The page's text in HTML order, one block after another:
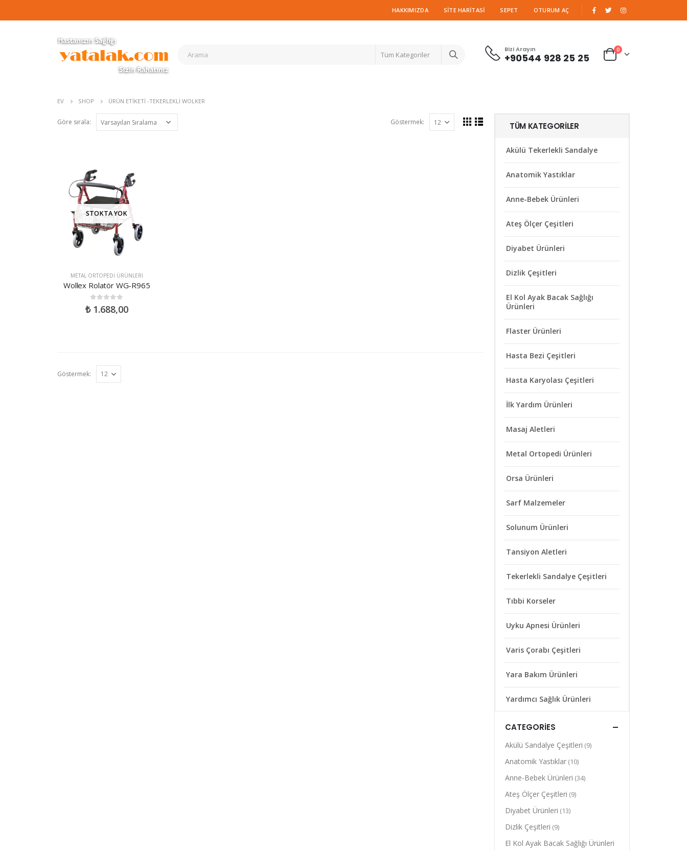
HAKKIMIZDA SITE HARITASI SEPET OTURUM AÇ
Tüm Kategoriler
Bizi Arayın
+90544 928 25 25
0
EV SHOP ÜRÜN ETIKETI -TEKERLEKLI WOLKER
Göre sırala: Göstermek:
STOKTA YOK
METAL ORTOPEDI ÜRÜNLERI
Wollex Rolatör WG-R965
out of 5
₺1.688,00
Göstermek:
TÜM KATEGORILER
Akülü Tekerlekli Sandalye
Anatomik Yastıklar
Anne-Bebek Ürünleri
Ateş Ölçer Çeşitleri
Diyabet Ürünleri
Dizlik Çeşitleri
El Kol Ayak Bacak Sağlığı
Ürünleri
Flaster Ürünleri
Hasta Bezi Çeşitleri
Hasta Karyolası Çeşitleri
İlk Yardım Ürünleri
Masaj Aletleri
Metal Ortopedi Ürünleri
Orsa Ürünleri
Sarf Malzemeler
Solunum Ürünleri
Tansiyon Aletleri
Tekerlekli Sandalye Çeşitleri
Tıbbi Korseler
Uyku Apnesi Ürünleri
Varis Çorabı Çeşitleri
Yara Bakım Ürünleri
Yardımcı Sağlık Ürünleri
CATEGORIES
Akülü Sandalye Çeşitleri (9)
Anatomik Yastıklar (10)
Anne-Bebek Ürünleri (34)
Ateş Ölçer Çeşitleri (9)
Diyabet Ürünleri (13)
Dizlik Çeşitleri (9)
El Kol Ayak Bacak Sağlığı Ürünleri